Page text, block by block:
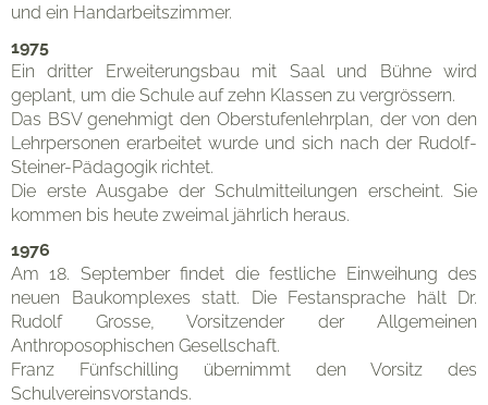
Eltern
und ein Handarbeitszimmer.
1975
Ein dritter Erweiterungsbau mit Saal und Bühne wird
geplant, um die Schule auf zehn Klassen zu vergrössern.
Das BSV genehmigt den Oberstufenlehrplan, der von den
Lehrpersonen erarbeitet wurde und sich nach der Rudolf-
Steiner-Pädagogik richtet.
Die erste Ausgabe der Schulmitteilungen erscheint. Sie
kommen bis heute zweimal jährlich heraus.
1976
Am 18. September findet die festliche Einweihung des
neuen Baukomplexes statt. Die Festansprache hält Dr.
Rudolf Grosse, Vorsitzender der Allgemeinen
Anthroposophischen Gesellschaft.
Franz Fünfschilling übernimmt den Vorsitz des
Schulvereinsvorstands.